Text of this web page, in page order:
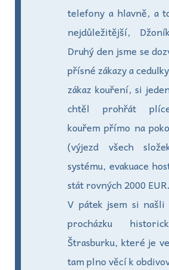
telefony a hlavně, a
nejdůležitější,
Druhý den jsme se
přísné zákazy a
zákaz kouření, si
chtěl prohřát
kouřem přímo na
(výjezd všech
systému, evakuace
stát rovných 2000 EUR.
V pátek jsem si
procházku
Štrasburku, které je
tam plno věcí k